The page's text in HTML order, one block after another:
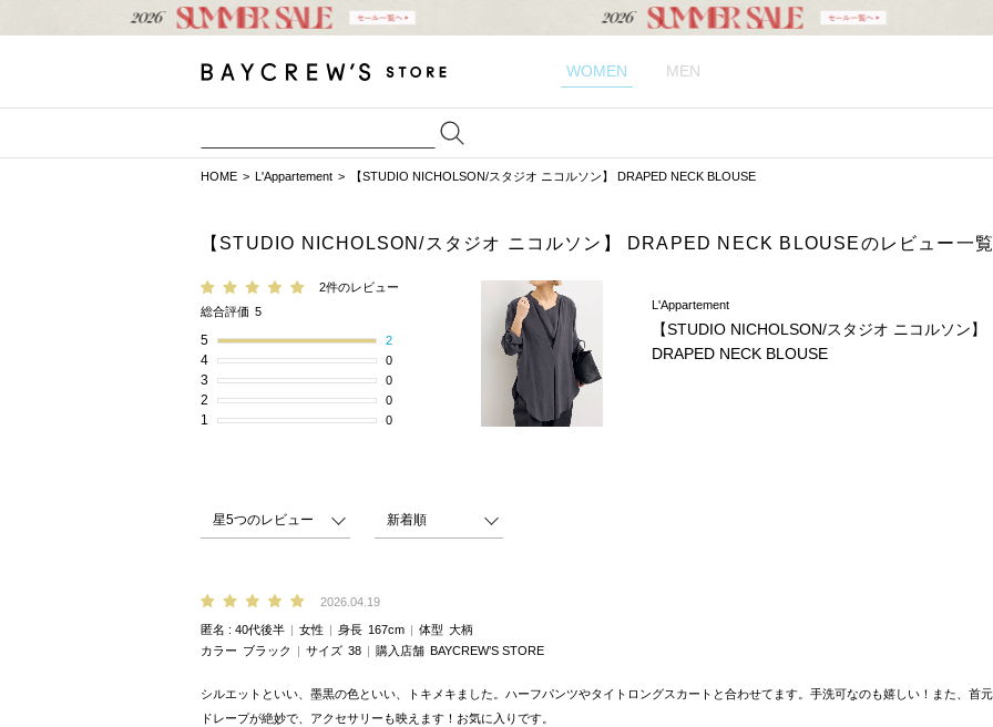
WOMEN MEN
HOME L'Appartement 【STUDIO NICHOLSON/スタジオ ニコルソン】 DRAPED NECK BLOUSE
【STUDIO NICHOLSON/スタジオ ニコルソン】 DRAPED NECK BLOUSEのレビュー一
2件のレビュー
総合評価 5
5 2
4 0
3 0
2 0
1 0
L'Appartement
【STUDIO NICHOLSON/スタジオ ニコルソン】
DRAPED NECK BLOUSE
2026.04.19
匿名 40代後半 女性 身長 167cm 体型 大柄
カラー ブラック サイズ 38 購入店舗 BAYCREW’S STORE
シルエットといい、墨黒の色といい、トキメキました。ハーフパンツやタイトロングスカートと合わせてます。手洗可なのも嬉しい！また、首
ドレープが絶妙で、アクセサリーも映えます！お気に入りです。